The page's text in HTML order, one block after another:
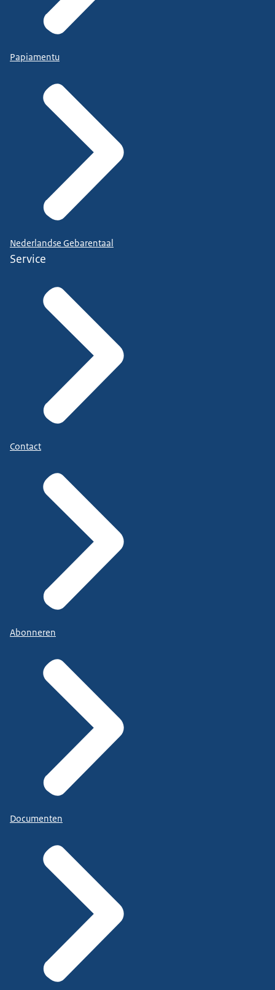
Papiamentu
Nederlandse Gebarentaal
Service
Contact
Abonneren
Documenten